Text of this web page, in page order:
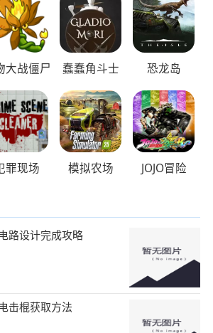
大战僵尸 蠢蠢角斗士 恐龙岛
罪现场 模拟农场 JOJO冒险
路设计完成攻略
击棍获取方法